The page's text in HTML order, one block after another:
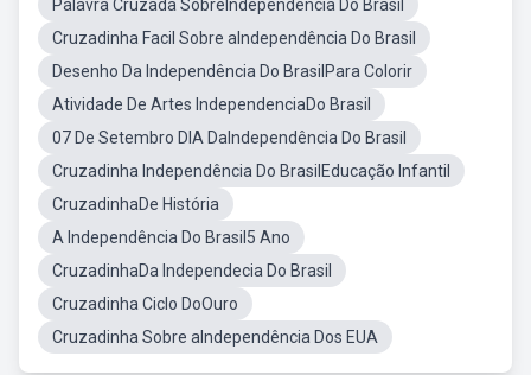
Palavra Cruzada SobreIndependência Do Brasil
Cruzadinha Facil Sobre aIndependência Do Brasil
Desenho Da Independência Do BrasilPara Colorir
Atividade De Artes IndependenciaDo Brasil
07 De Setembro DIA DaIndependência Do Brasil
Cruzadinha Independência Do BrasilEducação Infantil
CruzadinhaDe História
A Independência Do Brasil5 Ano
CruzadinhaDa Independecia Do Brasil
Cruzadinha Ciclo DoOuro
Cruzadinha Sobre aIndependência Dos EUA